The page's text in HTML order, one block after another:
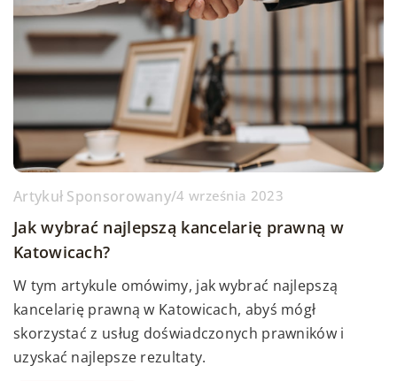
Artykuł Sponsorowany/4 września 2023
Jak wybrać najlepszą kancelarię prawną w
Katowicach?
W tym artykule omówimy, jak wybrać najlepszą
kancelarię prawną w Katowicach, abyś mógł
skorzystać z usług doświadczonych prawników i
uzyskać najlepsze rezultaty.